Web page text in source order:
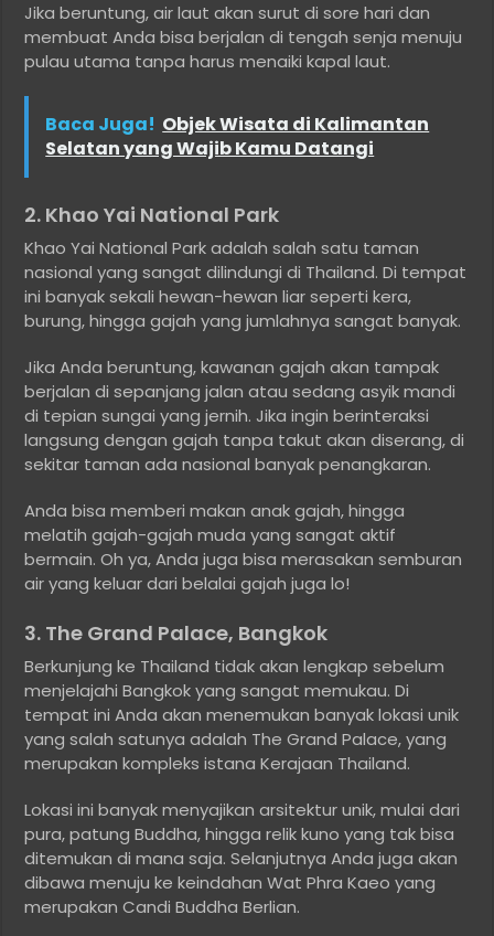
Jika beruntung, air laut akan surut di sore hari dan
membuat Anda bisa berjalan di tengah senja menuju
pulau utama tanpa harus menaiki kapal laut.
Baca Juga! Objek Wisata di Kalimantan
Selatan yang Wajib Kamu Datangi
2. Khao Yai National Park
Khao Yai National Park adalah salah satu taman
nasional yang sangat dilindungi di Thailand. Di tempat
ini banyak sekali hewan-hewan liar seperti kera,
burung, hingga gajah yang jumlahnya sangat banyak.
Jika Anda beruntung, kawanan gajah akan tampak
berjalan di sepanjang jalan atau sedang asyik mandi
di tepian sungai yang jernih. Jika ingin berinteraksi
langsung dengan gajah tanpa takut akan diserang, di
sekitar taman ada nasional banyak penangkaran.
Anda bisa memberi makan anak gajah, hingga
melatih gajah-gajah muda yang sangat aktif
bermain. Oh ya, Anda juga bisa merasakan semburan
air yang keluar dari belalai gajah juga lo!
3. The Grand Palace, Bangkok
Berkunjung ke Thailand tidak akan lengkap sebelum
menjelajahi Bangkok yang sangat memukau. Di
tempat ini Anda akan menemukan banyak lokasi unik
yang salah satunya adalah The Grand Palace, yang
merupakan kompleks istana Kerajaan Thailand.
Lokasi ini banyak menyajikan arsitektur unik, mulai dari
pura, patung Buddha, hingga relik kuno yang tak bisa
ditemukan di mana saja. Selanjutnya Anda juga akan
dibawa menuju ke keindahan Wat Phra Kaeo yang
merupakan Candi Buddha Berlian.